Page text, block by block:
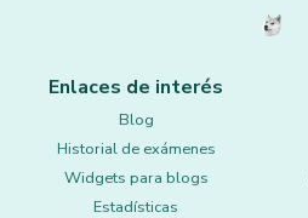
Enlaces de interés
Blog
Historial de exámenes
Widgets para blogs
Estadísticas